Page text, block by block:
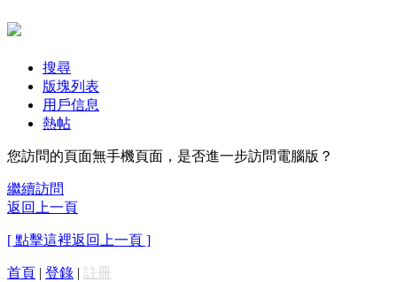
搜尋
版塊列表
用戶信息
熱帖
您訪問的頁面無手機頁面，是否進一步訪問電腦版？
繼續訪問
返回上一頁
[ 點擊這裡返回上一頁 ]
首頁 | 登錄 | 註冊